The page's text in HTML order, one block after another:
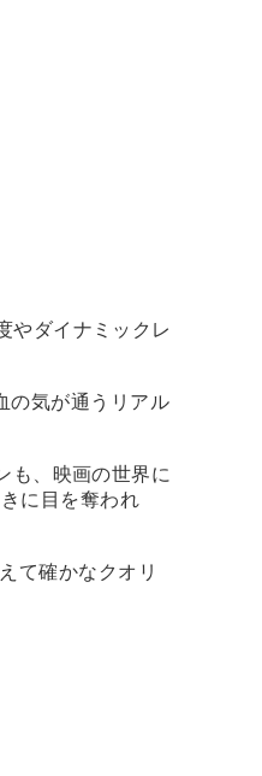
やダイナミックレ
の気が通うリアル
も、映画の世界に
に目を奪われ
て確かなクオリ